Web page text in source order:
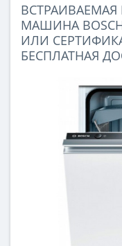
МАШИНА BOSCH
ИЛИ
БЕСПЛАТНАЯ